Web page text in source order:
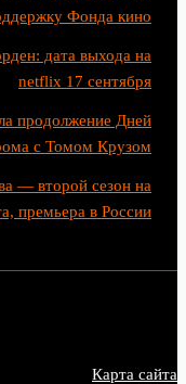
Фонда кино
дата выхода на
netflix 17 сентября
продолжение Дней
с Томом Крузом
— второй сезон на
премьера в России
Карта сайта